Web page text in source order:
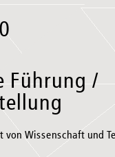
Führung /
von Wissenschaft und